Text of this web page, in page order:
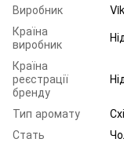
Виробник
Країна
виробник
Країна
реєстрації
бренду
Тип аромату
Стать